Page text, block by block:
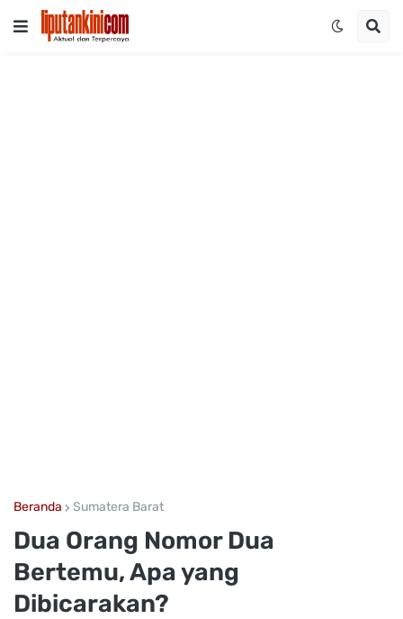
Beranda Sumatera Barat
Dua Orang Nomor Dua
Bertemu, Apa yang
Dibicarakan?